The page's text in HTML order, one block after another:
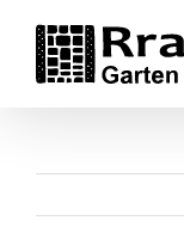
content